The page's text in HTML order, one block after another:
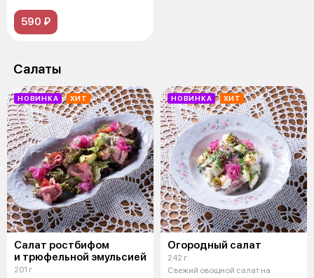
590 ₽
Салаты
НОВИНКА ХИТ
Салат ростбифом
и трюфельной эмульсией
201 г
НОВИНКА ХИТ
Огородный салат
242 г
Свежий овощной салат на